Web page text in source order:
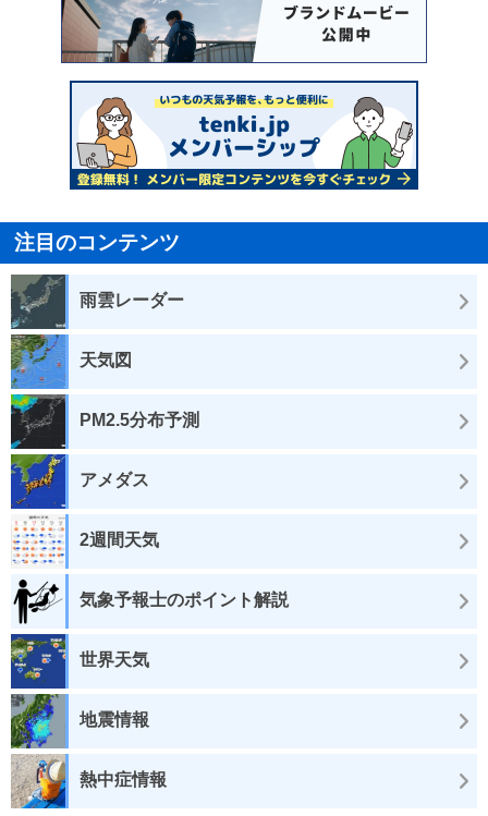
注目のコンテンツ
雨雲レーダー
天気図
PM2.5分布予測
アメダス
2週間天気
気象予報士のポイント解説
世界天気
地震情報
熱中症情報